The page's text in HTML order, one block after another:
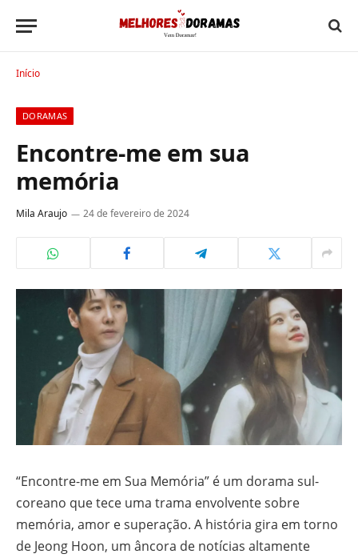
Início
DORAMAS
Encontre-me em sua
memória
Mila Araujo 24 de fevereiro de 2024
“Encontre-me em Sua Memória” é um dorama sul-
coreano que tece uma trama envolvente sobre
memória, amor e superação. A história gira em torno
de Jeong Hoon, um âncora de notícias altamente